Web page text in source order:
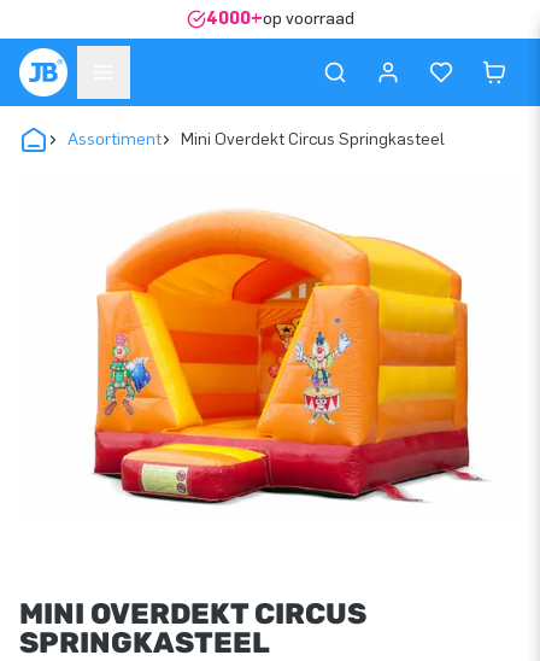
4000+op voorraad
Assortiment Mini Overdekt Circus Springkasteel
MINI OVERDEKT CIRCUS
SPRINGKASTEEL